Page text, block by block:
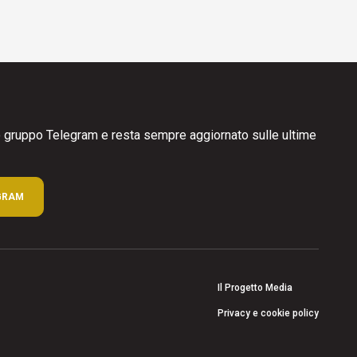
Telegram e resta sempre aggiornato sulle ultime
Il Progetto Media
Privacy e cookie policy